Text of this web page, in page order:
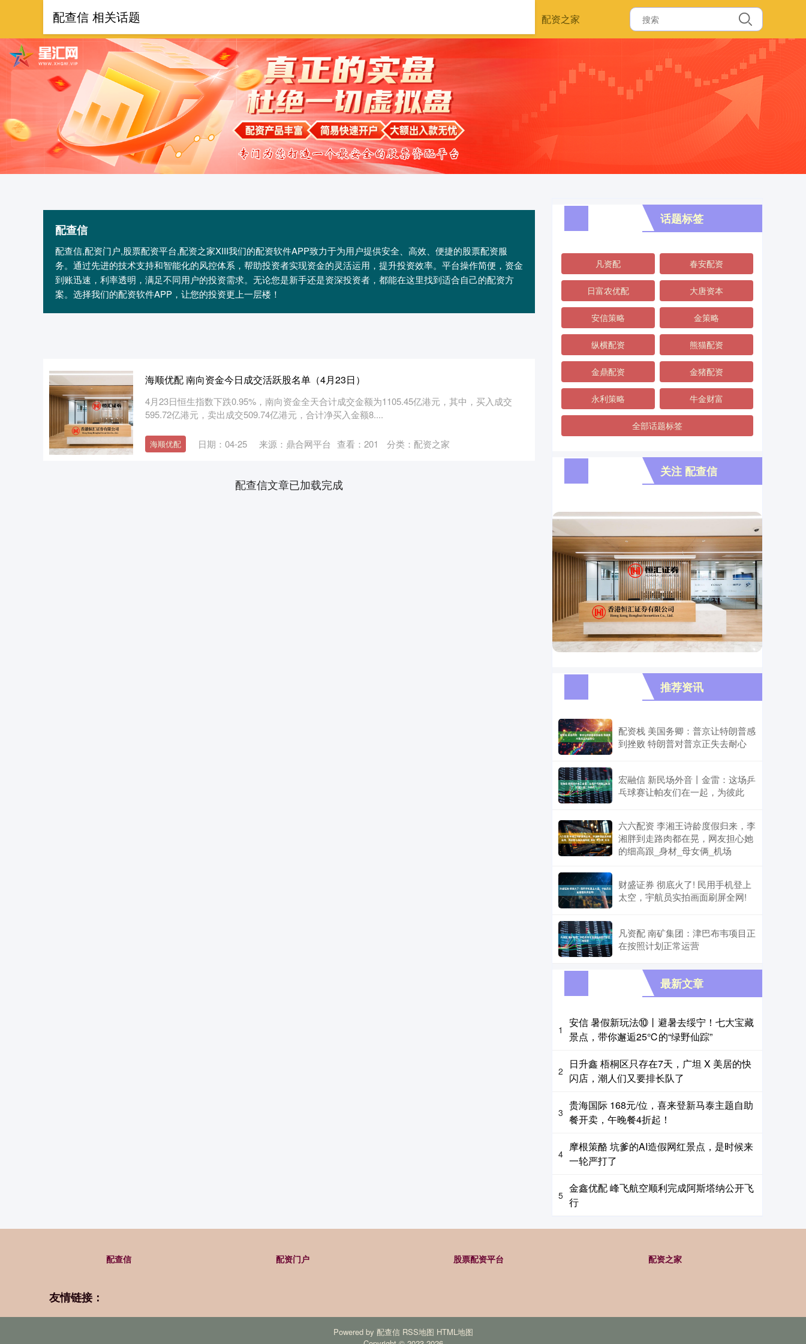
配资之家
配查信
配查信,配资门户,股票配资平台,配资之家XIII‌我们的配资软件APP致力于为用户提供安全、高效、便捷的股票配资服
务。通过先进的技术支持和智能化的风控体系，帮助投资者实现资金的灵活运用，提升投资效率。平台操作简便，资金
到账迅速，利率透明，满足不同用户的投资需求。无论您是新手还是资深投资者，都能在这里找到适合自己的配资方
案。选择我们的配资软件APP，让您的投资更上一层楼！
配查信 相关话题
海顺优配 南向资金今日成交活跃股名单（4月23日）
4月23日恒生指数下跌0.95%，南向资金全天合计成交金额为1105.45亿港元，其中，买入成交
595.72亿港元，卖出成交509.74亿港元，合计净买入金额8....
海顺优配 日期：04-25 来源：鼎合网平台 查看： 201 分类： 配资之家
配查信文章已加载完成
话题标签
凡资配 春安配资
日富农优配 大唐资本
安信策略 金策略
纵横配资 熊猫配资
金鼎配资 金猪配资
永利策略 牛金财富
全部话题标签
关注 配查信
推荐资讯
配资栈 美国务卿：普京让特朗普感
到挫败 特朗普对普京正失去耐心
宏融信 新民场外音丨金雷：这场乒
乓球赛让帕友们在一起，为彼此
六六配资 李湘王诗龄度假归来，李
湘胖到走路肉都在晃，网友担心她
的细高跟_身材_母女俩_机场
财盛证券 彻底火了! 民用手机登上
太空，宇航员实拍画面刷屏全网!
凡资配 南矿集团：津巴布韦项目正
在按照计划正常运营
最新文章
1
安信 暑假新玩法⑩丨避暑去绥宁！七大宝藏
景点，带你邂逅25℃的“绿野仙踪”
2
日升鑫 梧桐区只存在7天，广坦 X 美居的快
闪店，潮人们又要排长队了
3
贵海国际 168元/位，喜来登新马泰主题自助
餐开卖，午晚餐4折起！
4
摩根策酪 坑爹的AI造假网红景点，是时候来
一轮严打了
5
金鑫优配 峰飞航空顺利完成阿斯塔纳公开飞
行
配查信 配资门户 股票配资平台 配资之家
友情链接：
Powered by 配查信 RSS地图 HTML地图